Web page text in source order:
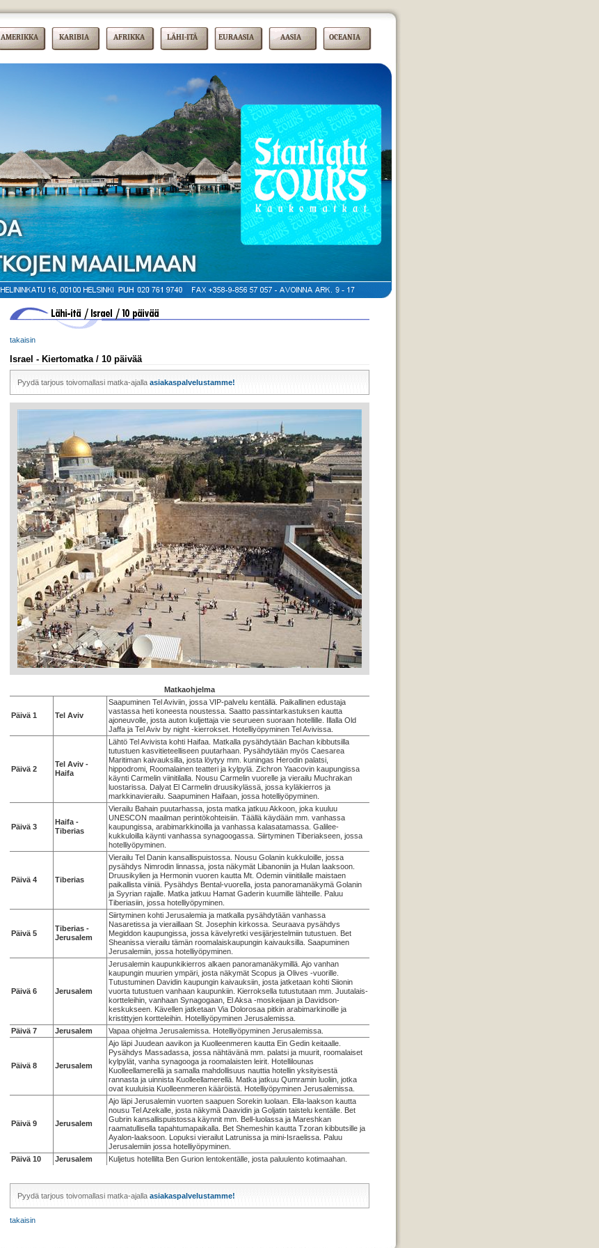
AMERIKKA KARIBIA AFRIKKA LÄHI-ITÄ EURAASIA AASIA OCEANIA
takaisin
Israel - Kiertomatka / 10 päivää
Pyydä tarjous toivomallasi matka-ajalla asiakaspalvelustamme!
Matkaohjelma
Päivä 1 Tel Aviv
Saapuminen Tel Aviviin, jossa VIP-palvelu kentällä. Paikallinen edustaja
vastassa heti koneesta noustessa. Saatto passintarkastuksen kautta
ajoneuvolle, josta auton kuljettaja vie seurueen suoraan hotellille. Illalla Old
Jaffa ja Tel Aviv by night -kierrokset. Hotelliyöpyminen Tel Avivissa.
Päivä 2
Tel Aviv -
Haifa
Lähtö Tel Avivista kohti Haifaa. Matkalla pysähdytään Bachan kibbutsilla
tutustuen kasvitieteelliseen puutarhaan. Pysähdytään myös Caesarea
Maritiman kaivauksilla, josta löytyy mm. kuningas Herodin palatsi,
hippodromi, Roomalainen teatteri ja kylpylä. Zichron Yaacovin kaupungissa
käynti Carmelin viinitilalla. Nousu Carmelin vuorelle ja vierailu Muchrakan
luostarissa. Dalyat El Carmelin druusikylässä, jossa kyläkierros ja
markkinavierailu. Saapuminen Haifaan, jossa hotelliyöpyminen.
Päivä 3
Haifa -
Tiberias
Vierailu Bahain puutarhassa, josta matka jatkuu Akkoon, joka kuuluu
UNESCON maailman perintökohteisiin. Täällä käydään mm. vanhassa
kaupungissa, arabimarkkinoilla ja vanhassa kalasatamassa. Galilee-
kukkuloilla käynti vanhassa synagoogassa. Siirtyminen Tiberiakseen, jossa
hotelliyöpyminen.
Päivä 4 Tiberias
Vierailu Tel Danin kansallispuistossa. Nousu Golanin kukkuloille, jossa
pysähdys Nimrodin linnassa, josta näkymät Libanoniin ja Hulan laaksoon.
Druusikylien ja Hermonin vuoren kautta Mt. Odemin viinitilalle maistaen
paikallista viiniä. Pysähdys Bental-vuorella, josta panoramanäkymä Golanin
ja Syyrian rajalle. Matka jatkuu Hamat Gaderin kuumille lähteille. Paluu
Tiberiasiin, jossa hotelliyöpyminen.
Päivä 5
Tiberias -
Jerusalem
Siirtyminen kohti Jerusalemia ja matkalla pysähdytään vanhassa
Nasaretissa ja vieraillaan St. Josephin kirkossa. Seuraava pysähdys
Megiddon kaupungissa, jossa kävelyretki vesijärjestelmiin tutustuen. Bet
Sheanissa vierailu tämän roomalaiskaupungin kaivauksilla. Saapuminen
Jerusalemiin, jossa hotelliyöpyminen.
Päivä 6 Jerusalem
Jerusalemin kaupunkikierros alkaen panoramanäkymillä. Ajo vanhan
kaupungin muurien ympäri, josta näkymät Scopus ja Olives -vuorille.
Tutustuminen Davidin kaupungin kaivauksiin, josta jatketaan kohti Siionin
vuorta tutustuen vanhaan kaupunkiin. Kierroksella tutustutaan mm. Juutalais-
kortteleihin, vanhaan Synagogaan, El Aksa -moskeijaan ja Davidson-
keskukseen. Kävellen jatketaan Via Dolorosaa pitkin arabimarkinoille ja
kristittyjen kortteleihin. Hotelliyöpyminen Jerusalemissa.
Päivä 7
Jerusalem Vapaa ohjelma Jerusalemissa. Hotelliyöpyminen Jerusalemissa.
Päivä 8 Jerusalem
Ajo läpi Juudean aavikon ja Kuolleenmeren kautta Ein Gedin keitaalle.
Pysähdys Massadassa, jossa nähtävänä mm. palatsi ja muurit, roomalaiset
kylpylät, vanha synagooga ja roomalaisten leirit. Hotellilounas
Kuolleellamerellä ja samalla mahdollisuus nauttia hotellin yksityisestä
rannasta ja uinnista Kuolleellamerellä. Matka jatkuu Qumramin luoliin, jotka
ovat kuuluisia Kuolleenmeren kääröistä. Hotelliyöpyminen Jerusalemissa.
Päivä 9 Jerusalem
Ajo läpi Jerusalemin vuorten saapuen Sorekin luolaan. Ella-laakson kautta
nousu Tel Azekalle, josta näkymä Daavidin ja Goljatin taistelu kentälle. Bet
Gubrin kansallispuistossa käynnit mm. Bell-luolassa ja Mareshkan
raamatullisella tapahtumapaikalla. Bet Shemeshin kautta Tzoran kibbutsille ja
Ayalon-laaksoon. Lopuksi vierailut Latrunissa ja mini-Israelissa. Paluu
Jerusalemiin jossa hotelliyöpyminen.
Päivä 10
Jerusalem Kuljetus hotellilta Ben Gurion lentokentälle, josta paluulento kotimaahan.
Pyydä tarjous toivomallasi matka-ajalla asiakaspalvelustamme!
takaisin